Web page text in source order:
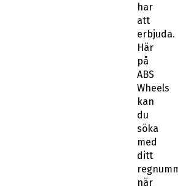
har
att
erbjuda.
Här
på
ABS
Wheels
kan
du
söka
med
ditt
när